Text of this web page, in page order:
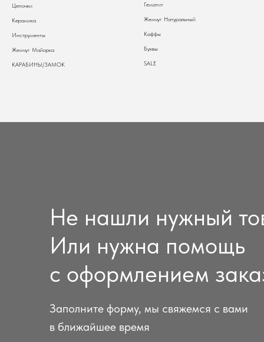
Цепочки
Керамика
Инструменты
Жемчуг Майорка
КАРАБИНЫ/ЗАМОК
Гематит
Жемчуг Натуральный
Каффы
Буквы
SALE
Не нашли нужный
Или нужна помощь
с оформлением
Заполните форму, мы свяжемся с вами
в ближайшее время